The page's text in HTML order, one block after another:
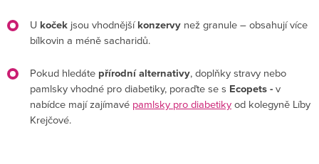
U koček jsou vhodnějšíkonzervy než granule – obsahují více
bílkovin a méně sacharidů.
Pokud hledáte přírodní alternativy, doplňky stravy nebo
pamlsky vhodné pro diabetiky, poraďte se s Ecopets -v
nabídce mají zajímavé pamlsky pro diabetikyod kolegyně Líby
Krejčové.